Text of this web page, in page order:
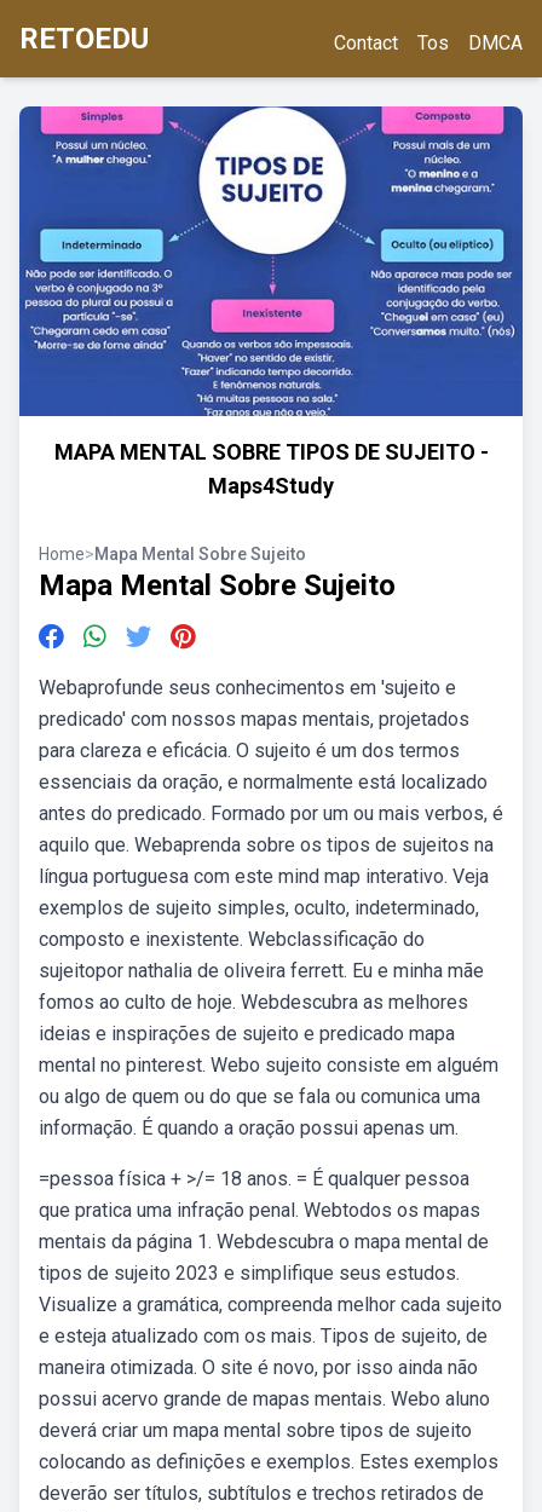
RETOEDU Contact Tos DMCA
MAPA MENTAL SOBRE TIPOS DE SUJEITO -
Maps4Study
Home>Mapa Mental Sobre Sujeito
Mapa Mental Sobre Sujeito
Webaprofunde seus conhecimentos em 'sujeito e
predicado' com nossos mapas mentais, projetados
para clareza e eficácia. O sujeito é um dos termos
essenciais da oração, e normalmente está localizado
antes do predicado. Formado por um ou mais verbos, é
aquilo que. Webaprenda sobre os tipos de sujeitos na
língua portuguesa com este mind map interativo. Veja
exemplos de sujeito simples, oculto, indeterminado,
composto e inexistente. Webclassificação do
sujeitopor nathalia de oliveira ferrett. Eu e minha mãe
fomos ao culto de hoje. Webdescubra as melhores
ideias e inspirações de sujeito e predicado mapa
mental no pinterest. Webo sujeito consiste em alguém
ou algo de quem ou do que se fala ou comunica uma
informação. É quando a oração possui apenas um.
=pessoa física + >/= 18 anos. = É qualquer pessoa
que pratica uma infração penal. Webtodos os mapas
mentais da página 1. Webdescubra o mapa mental de
tipos de sujeito 2023 e simplifique seus estudos.
Visualize a gramática, compreenda melhor cada sujeito
e esteja atualizado com os mais. Tipos de sujeito, de
maneira otimizada. O site é novo, por isso ainda não
possui acervo grande de mapas mentais. Webo aluno
deverá criar um mapa mental sobre tipos de sujeito
colocando as definições e exemplos. Estes exemplos
deverão ser títulos, subtítulos e trechos retirados de